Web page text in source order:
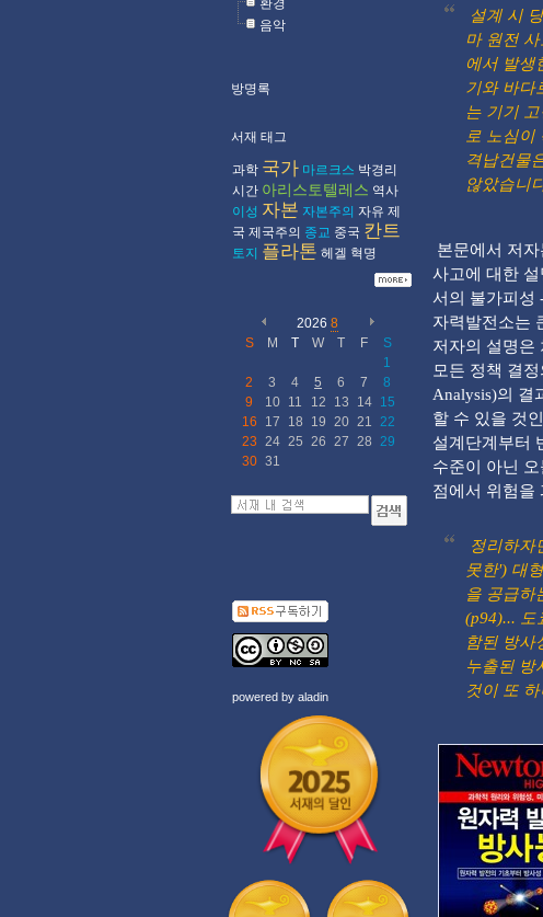
환경
음악
방명록
서재 태그
과학 국가 마르크스 박경리
시간 아리스토텔레스 역사
이성 자본 자본주의 자유 제
국 제국주의 종교 중국 칸트
토지 플라톤 헤겔 혁명
2026 8
S
M T W T F
S
1
2
3 4 5 6 7
8
9
10 11 12 13 14
15
16
17 18 19 20 21 22
23 24 25 26 27 28 29
30 31
powered by aladin
설계 시
마 원전
에서 발생
기와 바다
는 기기
로 노심이
격납건물
않았습니
본문에서 저
사고에 대한
서의 불가피성
자력발전소는
저자의 설명은
모든 정책 결
Analysis)의 결
할 수 있을 것
설계단계부터
수준이 아닌
점에서 위험을
정리하자
못한') 대
을 공급하
(p94)... 도
함된 방사
누출된 방
것이 또